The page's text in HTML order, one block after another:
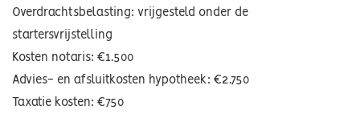
Overdrachtsbelasting: vrijgesteld onder de
startersvrijstelling
Kosten notaris: €1.500
Advies- en afsluitkosten hypotheek: €2.750
Taxatie kosten: €750